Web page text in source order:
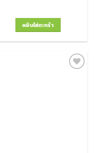
หยิบใส่ตะกร้า